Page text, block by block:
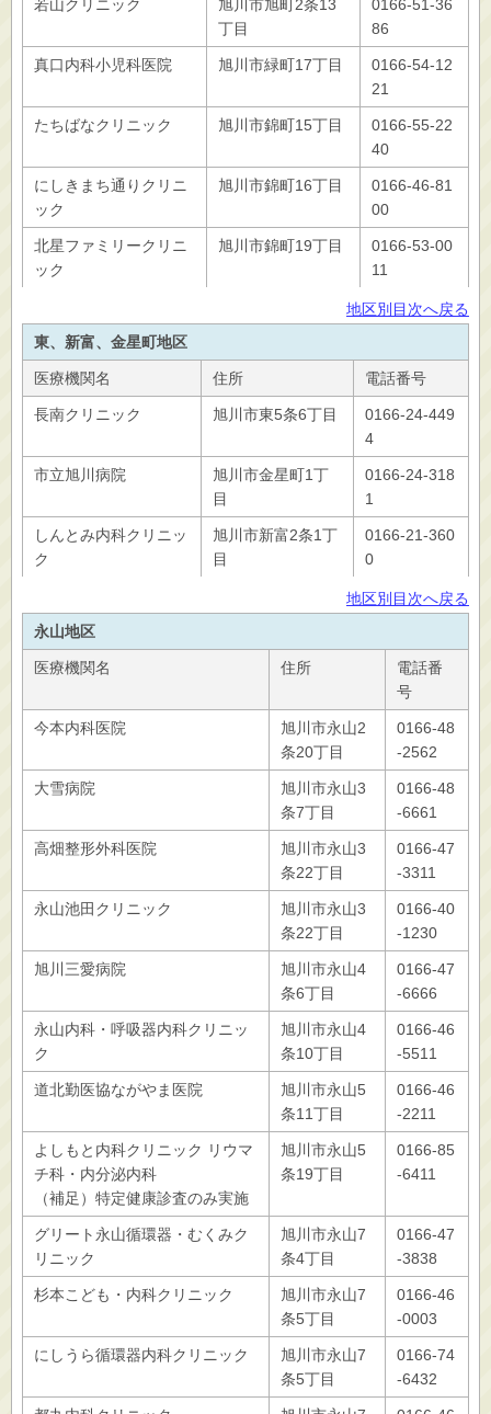
若山クリニック
旭川市旭町2条13
丁目
0166-51-36
86
真口内科小児科医院 旭川市緑町17丁目
0166-54-12
21
たちばなクリニック 旭川市錦町15丁目
0166-55-22
40
にしきまち通りクリニ
ック
旭川市錦町16丁目
0166-46-81
00
北星ファミリークリニ
ック
旭川市錦町19丁目
0166-53-00
11
地区別目次へ戻る
東、新富、金星町地区
医療機関名 住所 電話番号
長南クリニック 旭川市東5条6丁目
0166-24-449
4
市立旭川病院
旭川市金星町1丁
目
0166-24-318
1
しんとみ内科クリニッ
ク
旭川市新富2条1丁
目
0166-21-360
0
地区別目次へ戻る
永山地区
医療機関名 住所
電話番
号
今本内科医院
旭川市永山2
条20丁目
0166-48
-2562
大雪病院
旭川市永山3
条7丁目
0166-48
-6661
高畑整形外科医院
旭川市永山3
条22丁目
0166-47
-3311
永山池田クリニック
旭川市永山3
条22丁目
0166-40
-1230
旭川三愛病院
旭川市永山4
条6丁目
0166-47
-6666
永山内科・呼吸器内科クリニッ
ク
旭川市永山4
条10丁目
0166‐46
‐5511
道北勤医協ながやま医院
旭川市永山5
条11丁目
0166-46
-2211
よしもと内科クリニック リウマ
チ科・内分泌内科
（補足）特定健康診査のみ実施
旭川市永山5
条19丁目
0166-85
-6411
グリート永山循環器・むくみク
リニック
旭川市永山7
条4丁目
0166-47
-3838
杉本こども・内科クリニック
旭川市永山7
条5丁目
0166-46
-0003
にしうら循環器内科クリニック
旭川市永山7
条5丁目
0166-74
-6432